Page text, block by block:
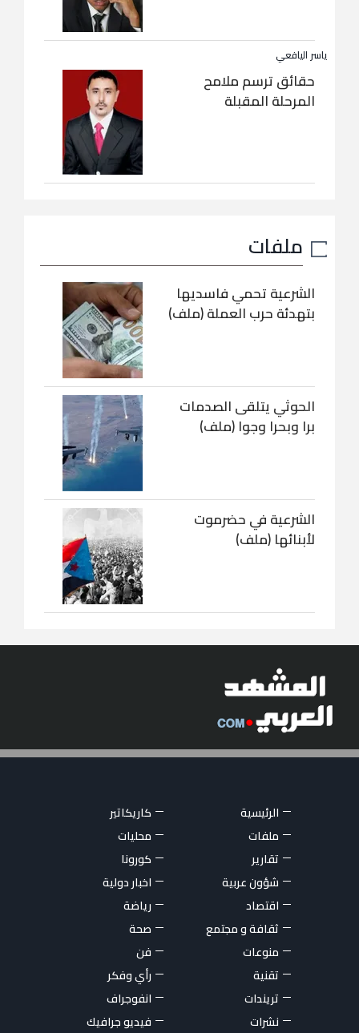
ياسر اليافعي
حقائق ترسم ملامح
المرحلة المقبلة
ملفات
الشرعية تحمي فاسديها
بتهدئة حرب العملة (ملف)
الحوثي يتلقى الصدمات
برا وبحرا وجوا (ملف)
الشرعية في حضرموت
لأبنائها (ملف)
الرئيسية
كاريكاتير
ملفات
محليات
تقارير
كورونا
شؤون عربية
اخبار دولية
اقتصاد
رياضة
ثقافة و مجتمع
صحة
منوعات
فن
تقنية
رأي وفكر
تريندات
انفوجراف
نشرات
فيديو جرافيك